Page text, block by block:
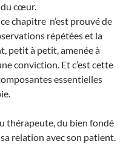
du cœur.
chapitre n’est prouvé de
répétées et la
petit à petit, amenée à
conviction. Et c’est cette
essentielles
thérapeute, du bien fondé
relation avec son patient.